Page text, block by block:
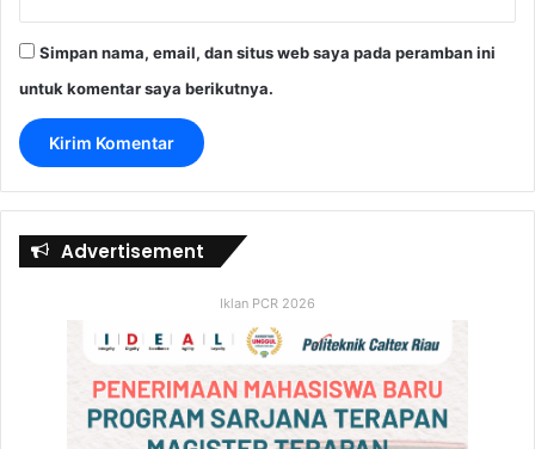
Simpan nama, email, dan situs web saya pada peramban ini
untuk komentar saya berikutnya.
Advertisement
Iklan PCR 2026